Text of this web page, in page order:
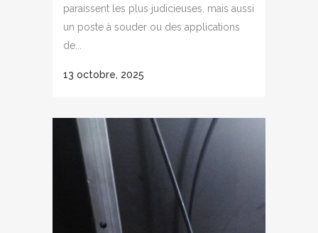
paraissent les plus judicieuses, mais aussi
un poste à souder ou des applications
de...
13 octobre, 2025